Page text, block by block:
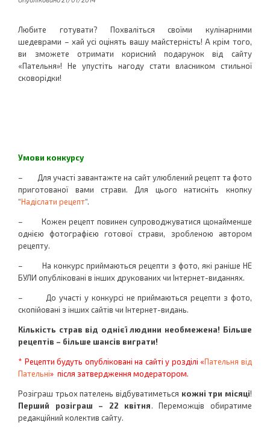
Любите готувати? Похваліться своїми кулінарними
шедеврами – хай усі оцінять вашу майстерність! А крім того,
ви зможете отримати корисний подарунок від сайту
«Пательня»! Не упустіть нагоду стати власником стильної
сковорідки!
Умови конкурсу
– Для участі завантажте на сайт улюблений рецепт та фото
приготованої вами страви. Для цього натисніть кнопку
“Надіслати рецепт“.
– Кожен рецепт повинен супроводжуватися щонайменше
однією фотографією готової страви, зробленою автором
рецепту.
– На конкурс приймаються рецепти з фото, які раніше НЕ
БУЛИ опубліковані в інших друкованих чи Інтернет-виданнях.
– До участі у конкурсі не приймаються рецепти з фото,
скопійовані з інших сайтів чи Інтернет-видань.
Кількість страв від однієї людини необмежена! Більше
рецептів – більше шансів виграти!
* Рецепти будуть опубліковані на сайті у розділі «Пательня від
Пательні» після затвердження модератором.
Розіграш трьох пателень відбуватиметься кожні три місяці!
Перший розіграш – 22 квітня. Переможців обиратиме
редакційний колектив сайту.